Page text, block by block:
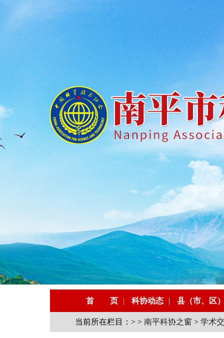
首 页 | 科协动态 | 县（市、区
当前所在栏目：> > 南平科协之窗 > 学术